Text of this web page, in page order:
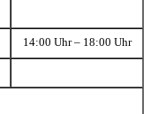
14:00 Uhr – 18:00 Uhr